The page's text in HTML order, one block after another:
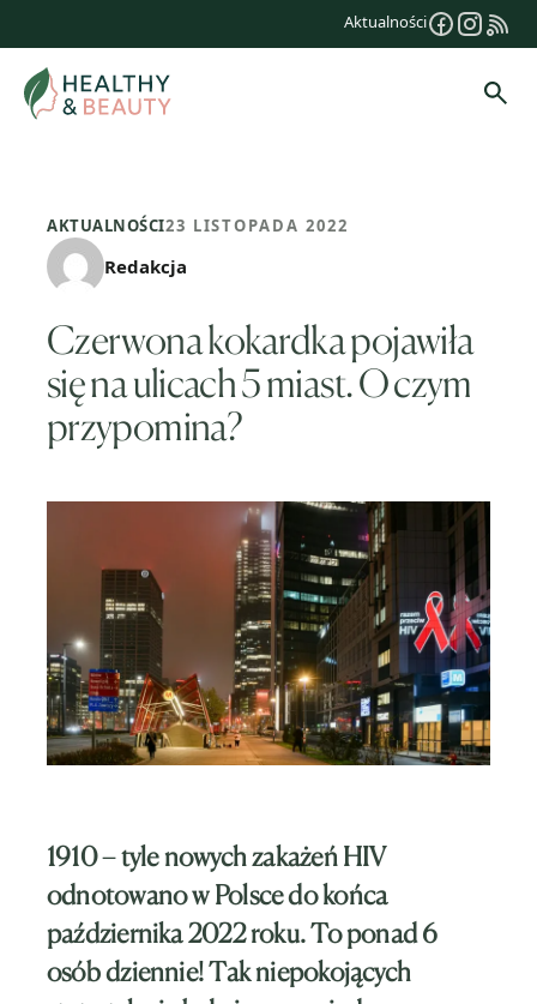
treści
Aktualności
AKTUALNOŚCI23 LISTOPADA 2022
Redakcja
Czerwona kokardka pojawiła
się na ulicach 5 miast. O czym
przypomina?
1910 – tyle nowych zakażeń HIV
odnotowano w Polsce do końca
października 2022 roku. To ponad 6
osób dziennie! Tak niepokojących